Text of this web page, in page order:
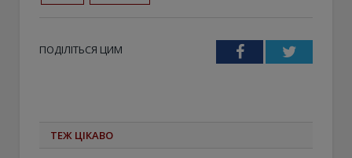
ПОДІЛІТЬСЯ ЦИМ FacebookTwitter
ТЕЖ ЦІКАВО